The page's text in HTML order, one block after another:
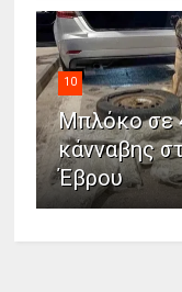
10
Μπλόκο σε
κάνναβης
Έβρου